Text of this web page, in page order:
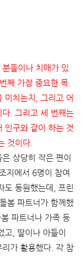
들이나 치매가 있
째 가장 중요한 목
미치는지
그리고 어
다
그리고 세 번째는
인구와 같이 하는 것
것이다
상당히 작은 편이
지에서 6명이 참여
도 동원했는데, 프린
봄 파트너가 함께했
파트너나 가족 등
, 딸이나 아들이
가 활용했다. 각 참